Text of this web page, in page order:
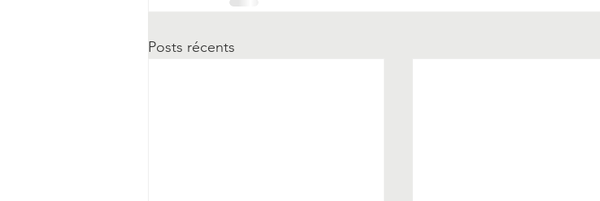
Posts récents